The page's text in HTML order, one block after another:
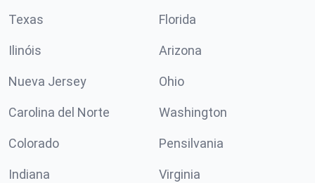
Texas Florida
Ilinóis Arizona
Nueva Jersey Ohio
Carolina del Norte Washington
Colorado Pensilvania
Indiana Virginia